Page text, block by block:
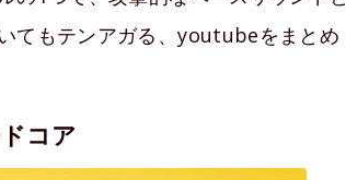
てもテンアガる、youtubeをまとめ
コア